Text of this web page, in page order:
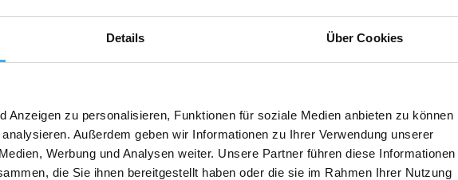
Details Über Cookies
Anzeigen zu personalisieren, Funktionen für soziale Medien anbieten zu können
Außerdem geben wir Informationen zu Ihrer Verwendung unserer
Werbung und Analysen weiter. Unsere Partner führen diese Informationen
die Sie ihnen bereitgestellt haben oder die sie im Rahmen Ihrer Nutzung
39, 12049 Berlin